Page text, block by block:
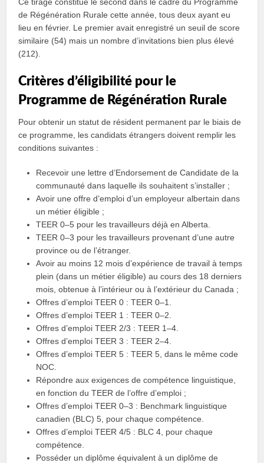
de Régénération Rurale cette année, tous deux ayant eu
lieu en février. Le premier avait enregistré un seuil de score
similaire (54) mais un nombre d’invitations bien plus élevé
(212).
Critères d’éligibilité pour le
Programme de Régénération Rurale
Pour obtenir un statut de résident permanent par le biais de
ce programme, les candidats étrangers doivent remplir les
conditions suivantes :
Recevoir une lettre d’Endorsement de Candidate de la
communauté dans laquelle ils souhaitent s’installer ;
Avoir une offre d’emploi d’un employeur albertain dans
un métier éligible ;
TEER 0–5 pour les travailleurs déjà en Alberta.
TEER 0–3 pour les travailleurs provenant d’une autre
province ou de l’étranger.
Avoir au moins 12 mois d’expérience de travail à temps
plein (dans un métier éligible) au cours des 18 derniers
mois, obtenue à l’intérieur ou à l’extérieur du Canada ;
Offres d’emploi TEER 0 : TEER 0–1.
Offres d’emploi TEER 1 : TEER 0–2.
Offres d’emploi TEER 2/3 : TEER 1–4.
Offres d’emploi TEER 3 : TEER 2–4.
Offres d’emploi TEER 5 : TEER 5, dans le même code
NOC.
Répondre aux exigences de compétence linguistique,
en fonction du TEER de l’offre d’emploi ;
Offres d’emploi TEER 0–3 : Benchmark linguistique
canadien (BLC) 5, pour chaque compétence.
Offres d’emploi TEER 4/5 : BLC 4, pour chaque
compétence.
Posséder un diplôme équivalent à un diplôme de